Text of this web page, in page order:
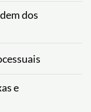
dos
e